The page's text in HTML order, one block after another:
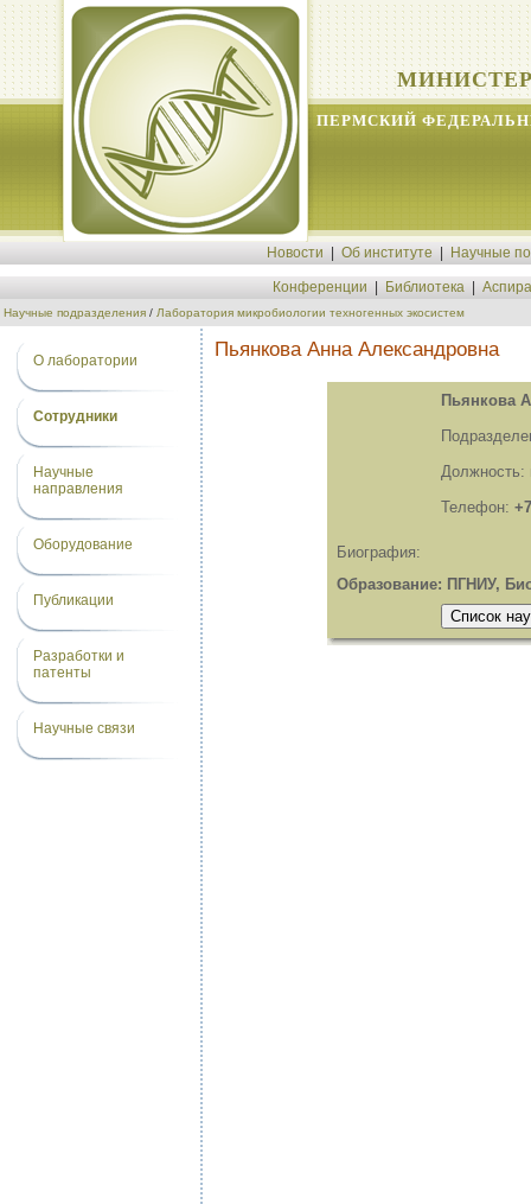
ПЕРМСКИЙ
Новости Об институте Научные
Конференции Библиотека
Научные подразделения / Лаборатория микробиологии техногенных экосистем
О лаборатории
Сотрудники
Научные
направления
Оборудование
Публикации
Разработки и
патенты
Научные связи
Пьянкова Анна Александровна
Пьянкова
Должность:
Телефон:
Биография:
Образование: ПГНИУ,